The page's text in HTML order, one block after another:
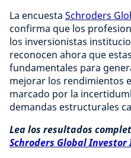
La encuesta Schroders
confirma que los
los inversionistas
reconocen ahora que
fundamentales para
mejorar los rendimientos
marcado por la
demandas estructurales
Lea los resultados
Schroders Global Investor